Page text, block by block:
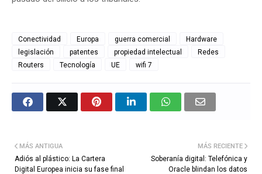
Conectividad Europa guerra comercial
Hardware
legislación
patentes propiedad intelectual
Redes
Routers
Tecnología UE wifi 7
MÁS RECIENTE
Soberanía digital: Telefónica y
Oracle blindan los datos
MÁS ANTIGUA
Adiós al plástico: La Cartera
Digital Europea inicia su fase final